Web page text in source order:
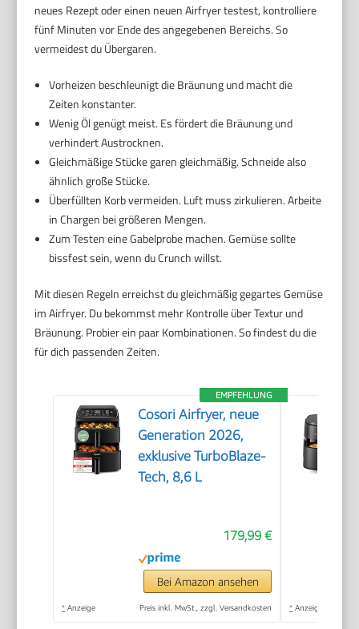
neues Rezept oder einen neuen Airfryer testest, kontrolliere
fünf Minuten vor Ende des angegebenen Bereichs. So
vermeidest du Übergaren.
Vorheizen beschleunigt die Bräunung und macht die
Zeiten konstanter.
Wenig Öl genügt meist. Es fördert die Bräunung und
verhindert Austrocknen.
Gleichmäßige Stücke garen gleichmäßig. Schneide also
ähnlich große Stücke.
Überfüllten Korb vermeiden. Luft muss zirkulieren. Arbeite
in Chargen bei größeren Mengen.
Zum Testen eine Gabelprobe machen. Gemüse sollte
bissfest sein, wenn du Crunch willst.
Mit diesen Regeln erreichst du gleichmäßig gegartes Gemüse
im Airfryer. Du bekommst mehr Kontrolle über Textur und
Bräunung. Probier ein paar Kombinationen. So findest du die
für dich passenden Zeiten.
EMPFEHLUNG
Cosori Airfryer, neue
Generation 2026,
exklusive TurboBlaze-
Tech, 8,6 L
179,99 €
Bei Amazon ansehen
* Anzeige Preis inkl. MwSt., zzgl. Versandkosten * Anzeige